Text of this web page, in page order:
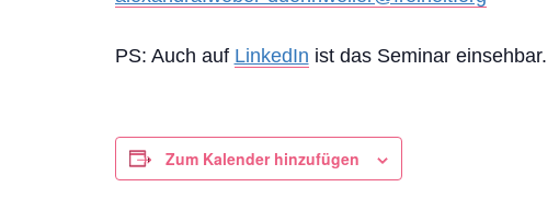
PS: Auch auf LinkedIn ist das Seminar einsehbar.
Zum Kalender hinzufügen